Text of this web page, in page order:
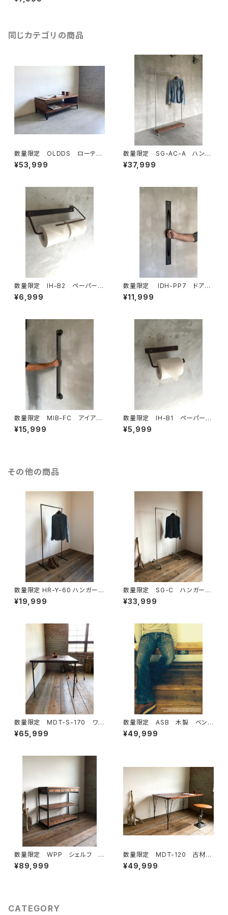
タンド 木製 文具 文房具
同じカテゴリの商品
数量限定 OLDDS ローテー
ブル コーヒーテーブル テー
ブル ベンチ 古材 無垢材
¥53,999
数量限定 SG-AC-A ハンガ
ーラック 古材棚板 パイプ
スチール ガス管 組立式 組
¥37,999
数量限定 IH-B2 ペーパーホ
ルダー キッチンペーパー トイレ
ットペーパー アイアン ビス付
¥6,999
数量限定 IDH-PP7 ドアノ
ブ 70cm 取手 ドアハンド
ル アイアン インダストリア
¥11,999
数量限定 MIB-FC アイアン
バー ガス管 ドアノブ ハン
ドル 取手 ランドリールー
¥15,999
数量限定 IH-B1 ペーパーホ
ルダー キッチンペーパー トイレ
ットペーパー アイアン 鉄製 イ
¥5,999
その他の商品
数量限定 HR-Y-60 ハンガーラ
ック アイアン シンプル インダ
ストリアル 収納 ラック ディス
¥19,999
数量限定 SG-C ハンガーラ
ック パイプ スチール ガス
管 組立式 組み立て式 イン
¥33,999
数量限定 MDT-S-170 ワー
クデスク 古材 カフェテーブ
ル テーブル ダイニングテー
¥65,999
数量限定 ASB 木製 ベン
チ 古材 椅子 花台 チェア
ー アンティーク ダイニング ウ
¥49,999
数量限定 WPP シェルフ テ
ーブルシェルフ 作業台 アイ
アン 引出セット ディスプレ
¥89,999
数量限定 MDT-120 古材
ワークデスク カフェテーブ
ル テーブル ダイニングテー
¥49,999
CATEGORY